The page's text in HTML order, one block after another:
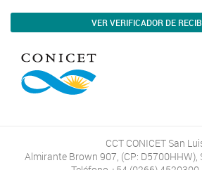
VER VERIFICADOR DE
CCT CONICET San
Almirante Brown 907, (CP: D5700HHW),